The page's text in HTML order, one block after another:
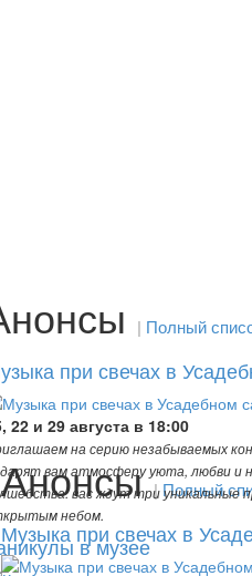
Анонсы|Полный
Музыка при свечах в
| Полный
при свечах в
22 и 29 августа в 18:00
на серию незабываемых
вам атмосферу уюта, любви и
вас ждут три уникальные
небом.
в музее